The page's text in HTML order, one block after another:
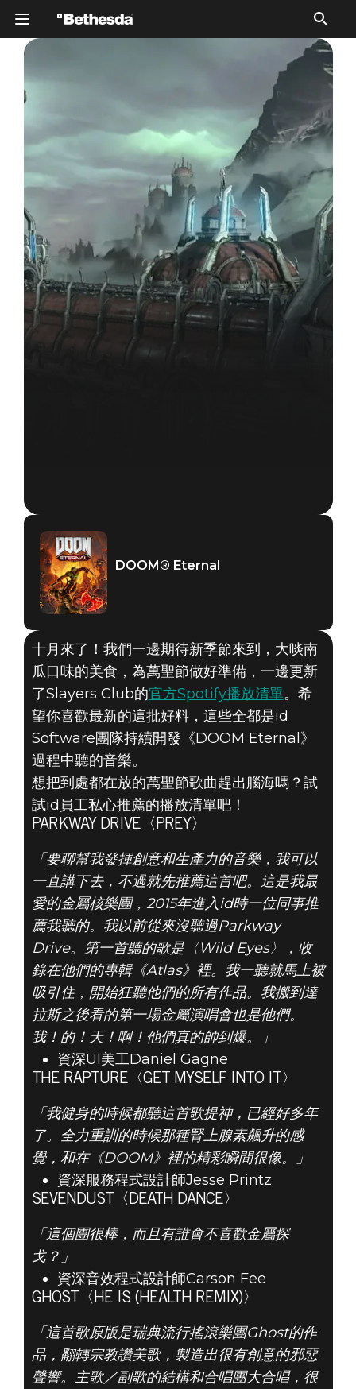
2019年10月02日
你的十月DOOM
靈感播放清單
DOOM® Eternal
十月來了！我們一邊期待新季節來到，大啖南
瓜口味的美食，為萬聖節做好準備，一邊更新
了Slayers Club的官方Spotify播放清單。希
望你喜歡最新的這批好料，這些全都是id
Software團隊持續開發《DOOM Eternal》
過程中聽的音樂。
想把到處都在放的萬聖節歌曲趕出腦海嗎？試
試id員工私心推薦的播放清單吧！
PARKWAY DRIVE〈PREY〉
「要聊幫我發揮創意和生產力的音樂，我可以
一直講下去，不過就先推薦這首吧。這是我最
愛的金屬核樂團，2015年進入id時一位同事推
薦我聽的。我以前從來沒聽過Parkway
Drive。第一首聽的歌是〈Wild Eyes〉，收
錄在他們的專輯《Atlas》裡。我一聽就馬上被
吸引住，開始狂聽他們的所有作品。我搬到達
拉斯之後看的第一場金屬演唱會也是他們。
我！的！天！啊！他們真的帥到爆。」
資深UI美工Daniel Gagne
THE RAPTURE〈GET MYSELF INTO IT〉
「我健身的時候都聽這首歌提神，已經好多年
了。全力重訓的時候那種腎上腺素飆升的感
覺，和在《DOOM》裡的精彩瞬間很像。」
資深服務程式設計師Jesse Printz
SEVENDUST〈DEATH DANCE〉
「這個團很棒，而且有誰會不喜歡金屬探
戈？」
資深音效程式設計師Carson Fee
GHOST〈HE IS (HEALTH REMIX)〉
「這首歌原版是瑞典流行搖滾樂團Ghost的作
品，翻轉宗教讚美歌，製造出很有創意的邪惡
聲響。主歌／副歌的結構和合唱團大合唱，很